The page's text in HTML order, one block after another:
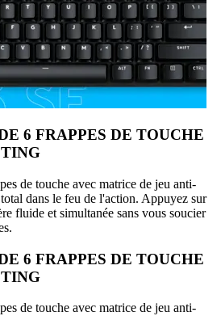
6 FRAPPES DE TOUCHE
de touche avec matrice de jeu anti-
dans le feu de l'action. Appuyez sur
fluide et simultanée sans vous soucier
6 FRAPPES DE TOUCHE
de touche avec matrice de jeu anti-